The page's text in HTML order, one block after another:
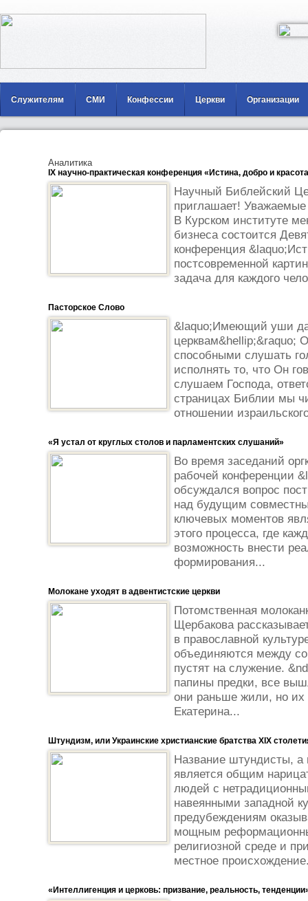
Служителям СМИ Конфессии Церкви Организации
Аналитика
IX научно-практическая конференция «Истина, добро и
Научный Библейский
приглашает! Уважаемые
В Курском институте
бизнеса состоится
конференция
постсовременной
задача для каждого
Пасторское Слово
&laquo;Имеющий уши
церквам&hellip;&raquo;
способными слушать
исполнять то, что Он
слушаем Господа,
страницах Библии мы
отношении
«Я устал от круглых столов и парламентских слушаний»
Во время заседаний
рабочей конференции
обсуждался вопрос
над будущим
ключевых моментов
этого процесса, где
возможность внести
формирования...
Молокане уходят в адвентистские церкви
Потомственная
Щербакова
в православной
объединяются между
пустят на служение.
папины предки, все
они раньше жили, но их
Екатерина...
Штундизм, или Украинские христианские братства ХІХ
Название штундисты, а
является общим
людей с
навеянными западной
предубеждениям
мощным
религиозной среде и
местное
«Интеллигенция и церковь: призвание, реальность,